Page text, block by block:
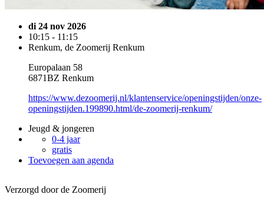
di 24 nov 2026
10:15 - 11:15
Renkum, de Zoomerij Renkum
Europalaan 58
6871BZ Renkum
https://www.dezoomerij.nl/klantenservice/openingstijden/onze-
openingstijden.199890.html/de-zoomerij-renkum/
Jeugd & jongeren
0-4 jaar
gratis
Toevoegen aan agenda
Verzorgd door de Zoomerij